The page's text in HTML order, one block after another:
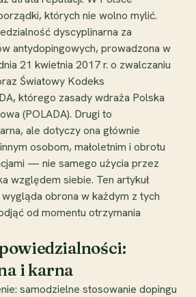
których nie wolno mylić.
dyscyplinarna za
antydopingowych, prowadzona w
21 kwietnia 2017 r. o zwalczaniu
Światowy Kodeks
którego zasady wdraża Polska
(POLADA). Drugi to
ale dotyczy ona głównie
osobom, małoletnim i obrotu
— nie samego użycia przez
względem siebie. Ten artykuł
obrona w każdym z tych
od momentu otrzymania
i karna
samodzielne stosowanie dopingu